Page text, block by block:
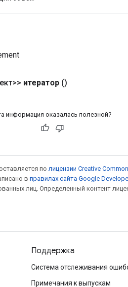
итератор ()
информация оказалась полезной?
по лицензии Creative
в правилах сайта Google
лиц. Определенный контент
Поддержка
Система отслеживания
Примечания к выпускам